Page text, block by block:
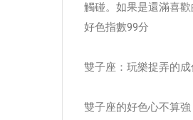
觸碰。如果是還滿喜
好色指數99分
雙子座：玩樂捉弄的
雙子座的好色心不算